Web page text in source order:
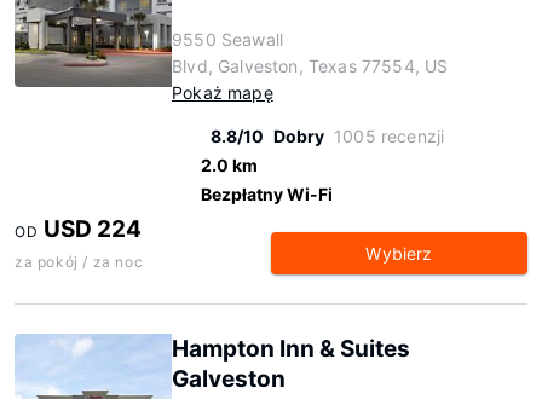
9550 Seawall
Blvd, Galveston, Texas 77554, US
Pokaż mapę
8.8/10 Dobry 1005 recenzji
2.0 km
Bezpłatny Wi-Fi
OD USD 224
za pokój / za noc Wybierz
Hampton Inn & Suites
Galveston